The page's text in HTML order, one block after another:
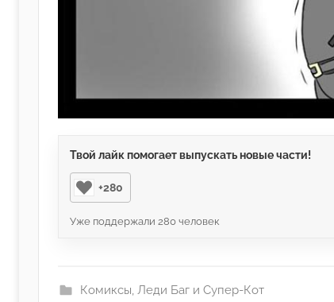
Твой лайк помогает выпускать новые части!
+280
Уже поддержали 280 человек
Комиксы, Леди Баг и Супер-Кот